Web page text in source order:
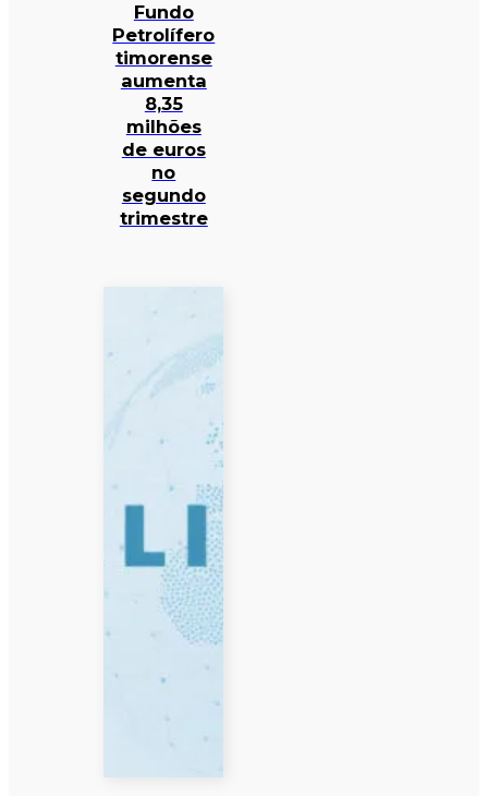
Fundo
Petrolífero
timorense
aumenta
8,35
milhões
de euros
no
segundo
trimestre